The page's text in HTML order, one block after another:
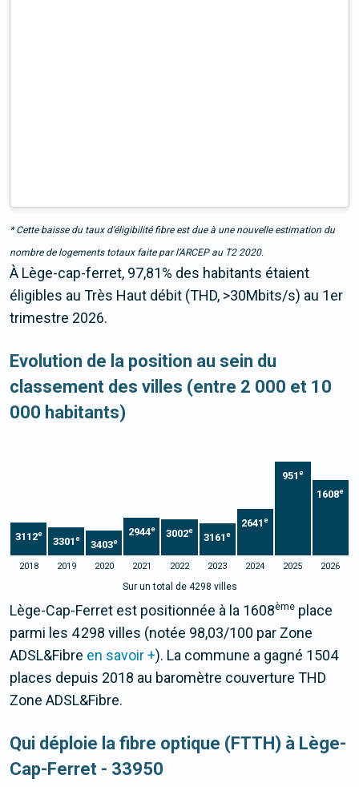
* Cette baisse du taux d’éligibilité fibre est due à une nouvelle estimation du
nombre de logements totaux faite par l’ARCEP au T2 2020.
À Lège-cap-ferret, 97,81% des habitants étaient
éligibles au Très Haut débit (THD, >30Mbits/s) au 1er
trimestre 2026.
Evolution de la position au sein du
classement des villes (entre 2 000 et 10
000 habitants)
3112e
3301 e
3403e
2944e 3002e
3161e
2641e
951 e
1608e
2018 2019 2020 2021 2022 2023 2024 2025 2026
Sur un total de 4298 villes
Lège-Cap-Ferret est positionnée à la 1608ème place
parmi les 4 298 villes (notée 98,03/100 par Zone
ADSL&Fibre en savoir +). La commune a gagné 1504
places depuis 2018 au baromètre couverture THD
Zone ADSL&Fibre.
Qui déploie la fibre optique (FTTH) à Lège-
Cap-Ferret - 33950